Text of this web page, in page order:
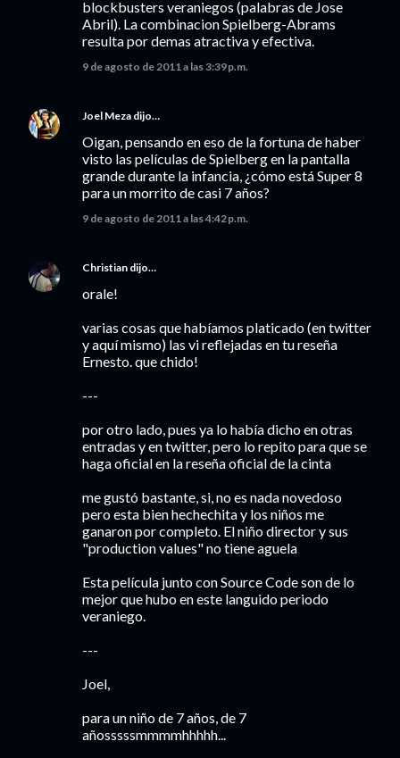
blockbusters veraniegos (palabras de Jose
Abril). La combinacion Spielberg-Abrams
resulta por demas atractiva y efectiva.
9 de agosto de 2011 a las 3:39 p.m.
Joel Meza dijo…
Oigan, pensando en eso de la fortuna de haber
visto las películas de Spielberg en la pantalla
grande durante la infancia, ¿cómo está Super 8
para un morrito de casi 7 años?
9 de agosto de 2011 a las 4:42 p.m.
Christian dijo…
orale!
varias cosas que habíamos platicado (en twitter
y aquí mismo) las vi reflejadas en tu reseña
Ernesto. que chido!
---
por otro lado, pues ya lo había dicho en otras
entradas y en twitter, pero lo repito para que se
haga oficial en la reseña oficial de la cinta
me gustó bastante, si, no es nada novedoso
pero esta bien hechechita y los niños me
ganaron por completo. El niño director y sus
"production values" no tiene aguela
Esta película junto con Source Code son de lo
mejor que hubo en este languido periodo
veraniego.
---
Joel,
para un niño de 7 años, de 7
añosssssmmmmhhhhh...